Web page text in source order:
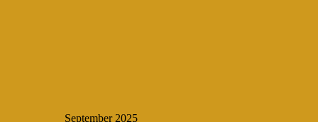
September 2025